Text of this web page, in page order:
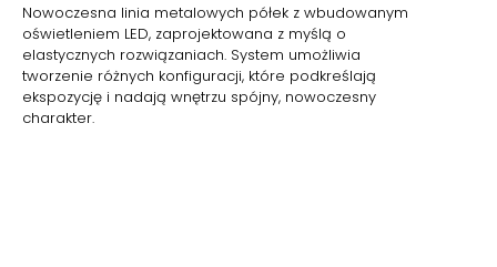
Nowoczesna linia metalowych półek z wbudowanym
oświetleniem LED, zaprojektowana z myślą o
elastycznych rozwiązaniach. System umożliwia
tworzenie różnych konfiguracji, które podkreślają
ekspozycję i nadają wnętrzu spójny, nowoczesny
charakter.